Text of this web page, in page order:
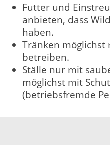
Futter und
anbieten, dass
haben.
Tränken möglichst
betreiben.
Ställe nur mit
möglichst mit
(betriebsfremde